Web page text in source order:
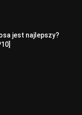
jest najlepszy?